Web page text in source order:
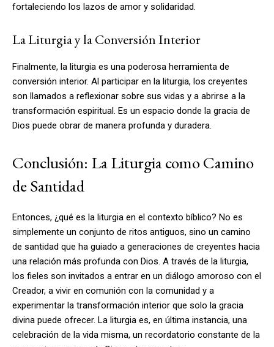
fortaleciendo los lazos de amor y solidaridad.
La Liturgia y la Conversión Interior
Finalmente, la liturgia es una poderosa herramienta de
conversión interior. Al participar en la liturgia, los creyentes
son llamados a reflexionar sobre sus vidas y a abrirse a la
transformación espiritual. Es un espacio donde la gracia de
Dios puede obrar de manera profunda y duradera.
Conclusión: La Liturgia como Camino
de Santidad
Entonces, ¿qué es la liturgia en el contexto bíblico? No es
simplemente un conjunto de ritos antiguos, sino un camino
de santidad que ha guiado a generaciones de creyentes hacia
una relación más profunda con Dios. A través de la liturgia,
los fieles son invitados a entrar en un diálogo amoroso con el
Creador, a vivir en comunión con la comunidad y a
experimentar la transformación interior que solo la gracia
divina puede ofrecer. La liturgia es, en última instancia, una
celebración de la vida misma, un recordatorio constante de la